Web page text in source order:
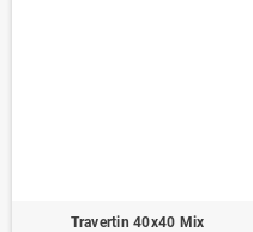
Travertin 40x40 Mix